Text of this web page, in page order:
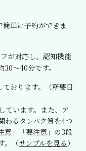
単に予約ができま
が対応し、認知機能
～40分です。
おります。（所要日
ています。また、ア
わるタンパク質を4つ
意」「要注意」の3段
。（サンプルを見る ）